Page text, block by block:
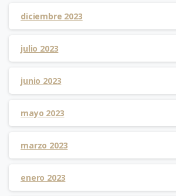
diciembre 2023
julio 2023
junio 2023
mayo 2023
marzo 2023
enero 2023